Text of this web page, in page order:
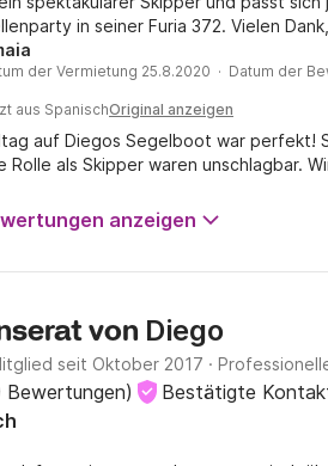
in seiner Furia 372. Vielen
der Vermietung 25.8.2020 · Datum der
aus SpanischOriginal anzeigen
auf Diegos Segelboot war perfekt!
Rolle als Skipper waren unschlagbar.
anzeigen
von Diego
seit Oktober 2017 ·
Bewertungen) Bestätigte